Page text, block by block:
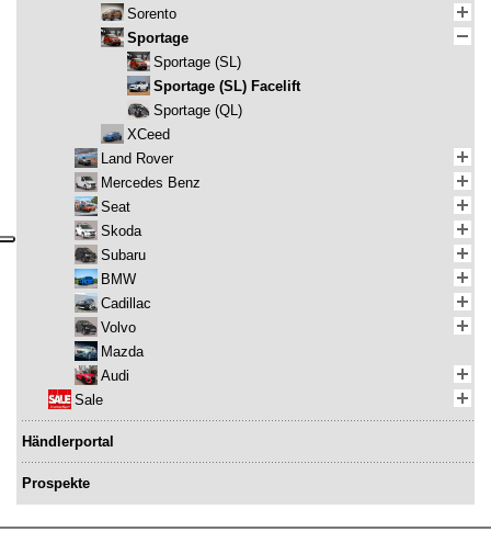
Sorento
Sportage
Sportage (SL)
Sportage (SL) Facelift
Sportage (QL)
XCeed
Land Rover
Mercedes Benz
Seat
Skoda
Subaru
BMW
Cadillac
Volvo
Mazda
Audi
Sale
Händlerportal
Prospekte